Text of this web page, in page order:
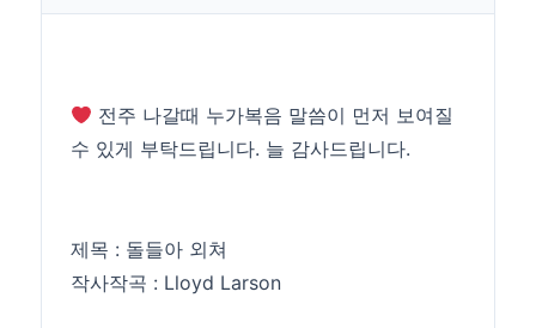
전주 나갈때 누가복음 말씀이 먼저 보여질
수 있게 부탁드립니다. 늘 감사드립니다.
제목 : 돌들아 외쳐
​작사작곡 : Lloyd Larson